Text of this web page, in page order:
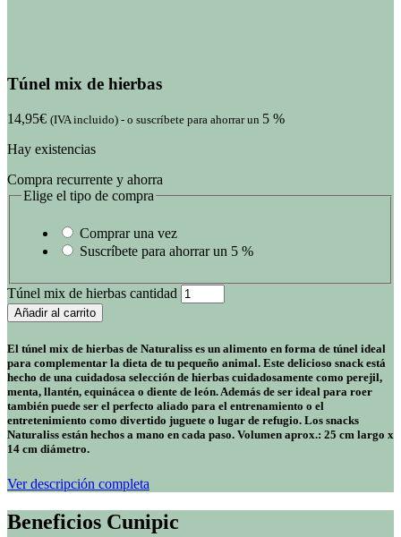
Túnel mix de hierbas
14,95€ (IVA incluido) - o suscríbete para ahorrar un 5 %
Hay existencias
Compra recurrente y ahorra
Elige el tipo de compra
Comprar una vez
Suscríbete para ahorrar un 5 %
Túnel mix de hierbas cantidad
Añadir al carrito
El túnel mix de hierbas de Naturaliss es un alimento en forma de túnel ideal
para complementar la dieta de tu pequeño animal. Este delicioso snack está
hecho de una cuidadosa selección de hierbas cuidadosamente como perejil,
menta, llantén, equinácea o diente de león. Además de ser ideal para roer
también puede ser el perfecto aliado para el entrenamiento o el
entretenimiento como divertido juguete o lugar de refugio. Los snacks
Naturaliss están hechos a mano en cada paso. Volumen aprox.: 25 cm largo x
14 cm diámetro.
Ver descripción completa
Beneficios Cunipic